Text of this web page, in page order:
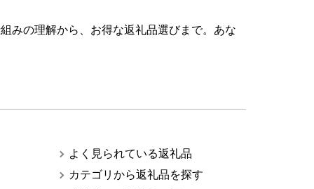
みの理解から、お得な返礼品選びまで。あな
よく見られている返礼品
カテゴリから返礼品を探す